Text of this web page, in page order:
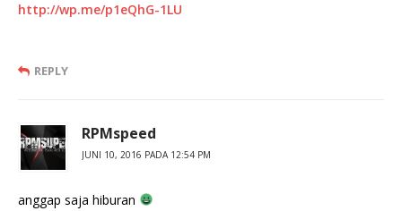
http://wp.me/p1eQhG-1LU
REPLY
RPMspeed
JUNI 10, 2016 PADA 12:54 PM
anggap saja hiburan